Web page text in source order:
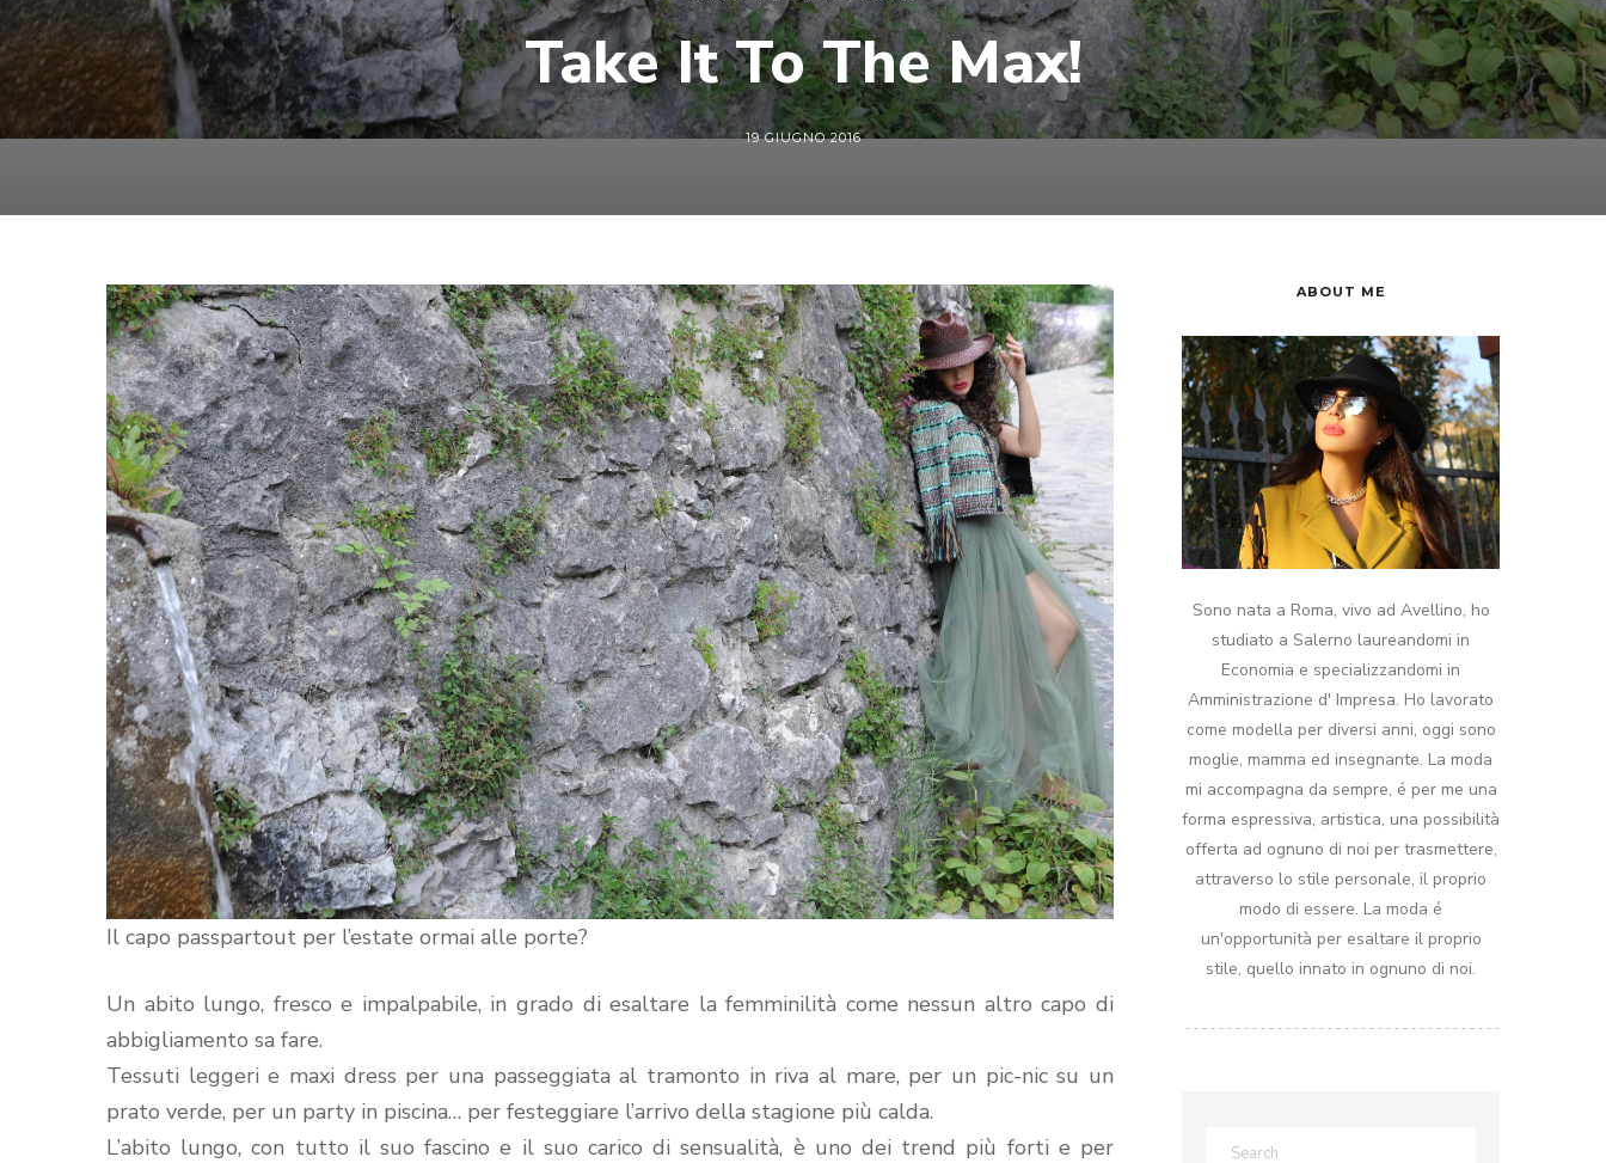
Take It To The Max!
19 GIUGNO 2016
Il capo passpartout per l’estate ormai alle porte?
Un abito lungo, fresco e impalpabile, in grado di esaltare la femminilità come nessun altro capo di
abbigliamento sa fare.
Tessuti leggeri e maxi dress per una passeggiata al tramonto in riva al mare, per un pic-nic su un
prato verde, per un party in piscina… per festeggiare l’arrivo della stagione più calda.
L’abito lungo, con tutto il suo fascino e il suo carico di sensualità, è uno dei trend più forti e per
ABOUT ME
Sono nata a Roma, vivo ad Avellino, ho
studiato a Salerno laureandomi in
Economia e specializzandomi in
Amministrazione d' Impresa. Ho lavorato
come modella per diversi anni, oggi sono
moglie, mamma ed insegnante. La moda
mi accompagna da sempre, é per me una
forma espressiva, artistica, una possibilità
offerta ad ognuno di noi per trasmettere,
attraverso lo stile personale, il proprio
modo di essere. La moda é
un'opportunità per esaltare il proprio
stile, quello innato in ognuno di noi.